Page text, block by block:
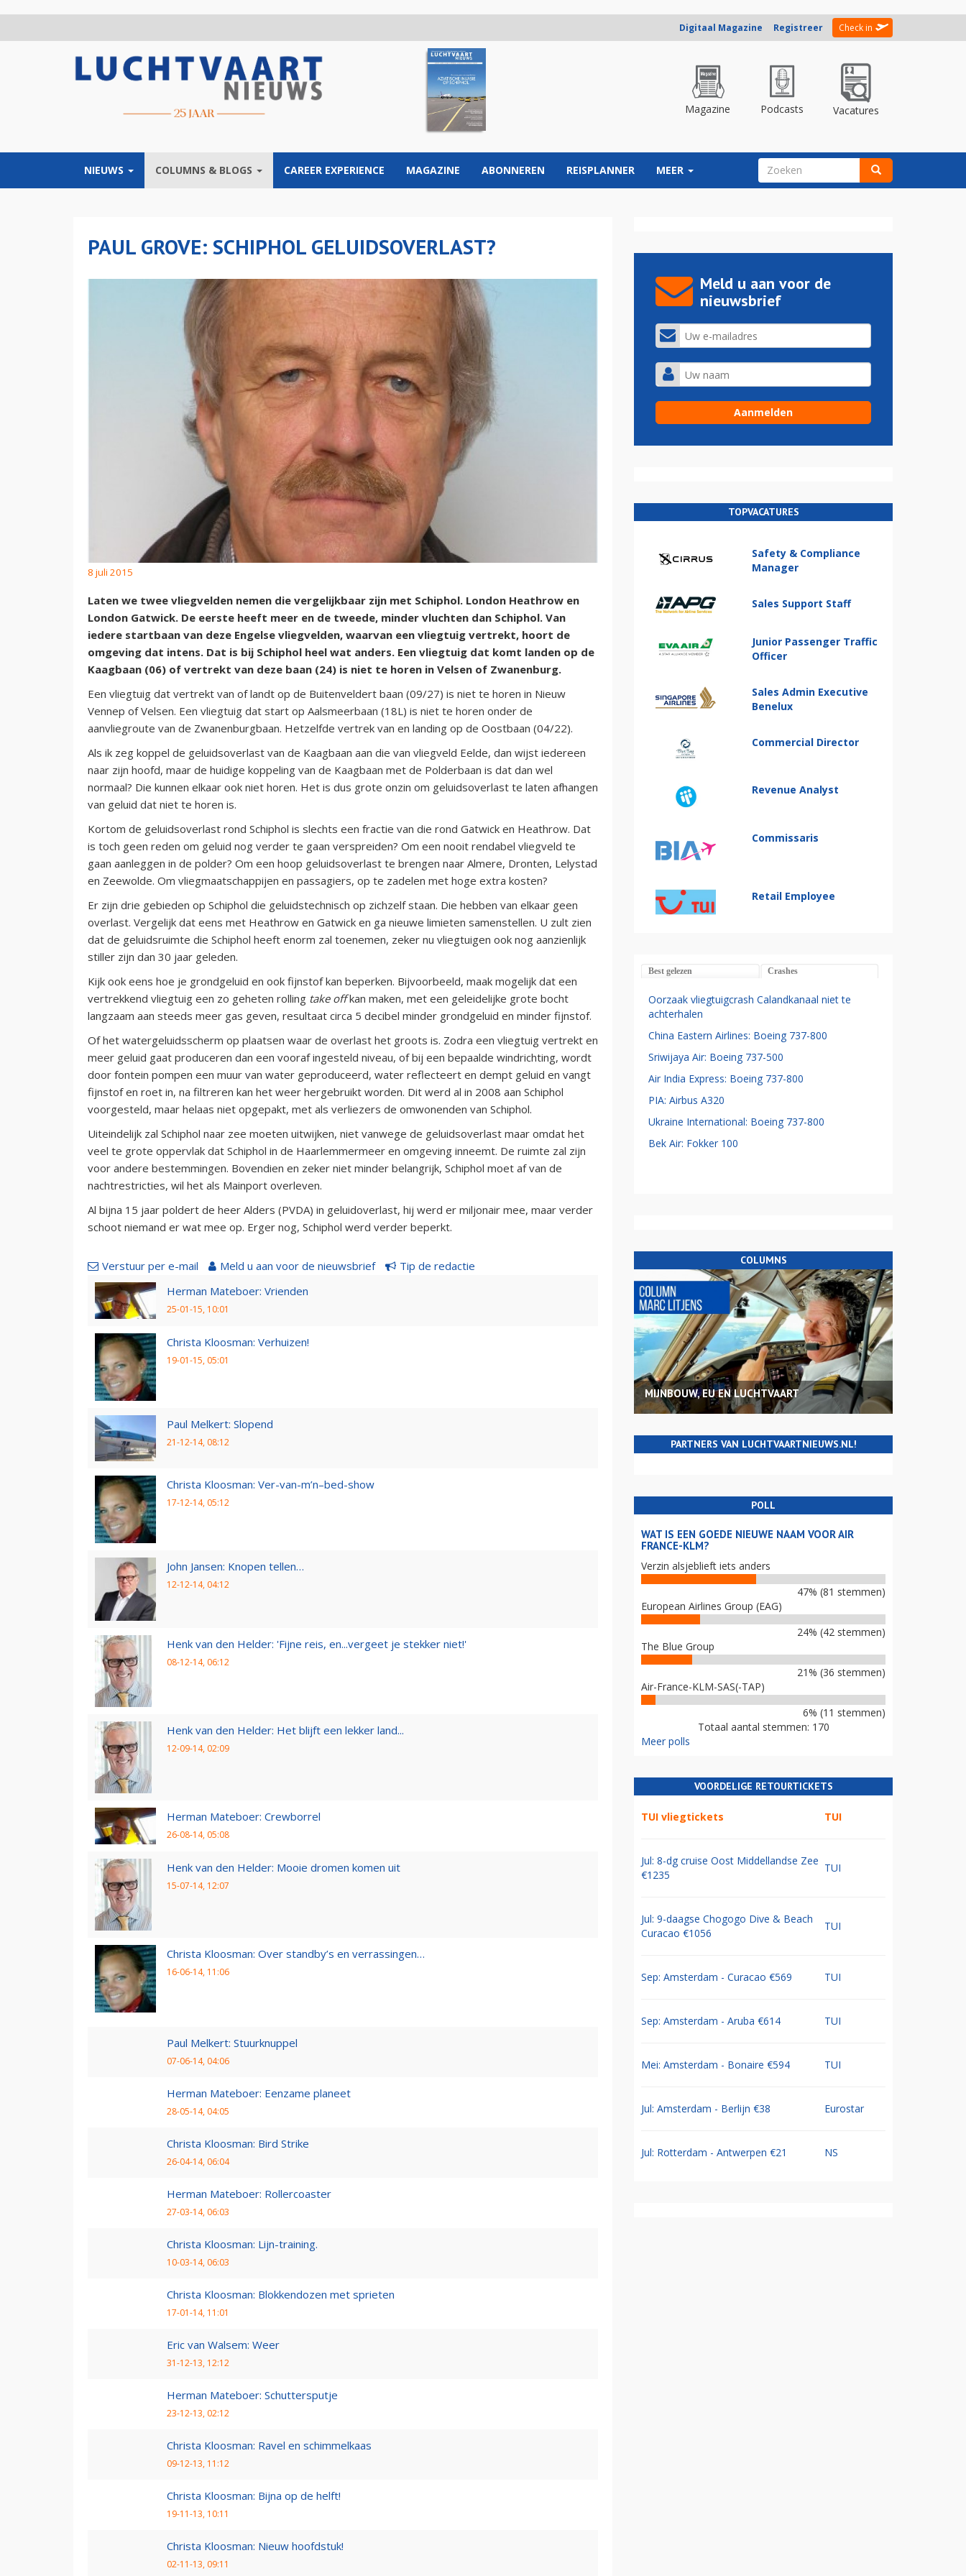
Digitaal Magazine Registreer Check in
Magazine Podcasts Vacatures
NIEUWS COLUMNS & BLOGS CAREER EXPERIENCE MAGAZINE ABONNEREN REISPLANNER MEER ZOEKVELD
PAUL GROVE: SCHIPHOL GELUIDSOVERLAST?
8 juli 2015
Laten we twee vliegvelden nemen die vergelijkbaar zijn met Schiphol. London Heathrow en
London Gatwick. De eerste heeft meer en de tweede, minder vluchten dan Schiphol. Van
iedere startbaan van deze Engelse vliegvelden, waarvan een vliegtuig vertrekt, hoort de
omgeving dat intens. Dat is bij Schiphol heel wat anders. Een vliegtuig dat komt landen op de
Kaagbaan (06) of vertrekt van deze baan (24) is niet te horen in Velsen of Zwanenburg.
Een vliegtuig dat vertrekt van of landt op de Buitenveldert baan (09/27) is niet te horen in Nieuw
Vennep of Velsen. Een vliegtuig dat start op Aalsmeerbaan (18L) is niet te horen onder de
aanvliegroute van de Zwanenburgbaan. Hetzelfde vertrek van en landing op de Oostbaan (04/22).
Als ik zeg koppel de geluidsoverlast van de Kaagbaan aan die van vliegveld Eelde, dan wijst iedereen
naar zijn hoofd, maar de huidige koppeling van de Kaagbaan met de Polderbaan is dat dan wel
normaal? Die kunnen elkaar ook niet horen. Het is dus grote onzin om geluidsoverlast te laten afhangen
van geluid dat niet te horen is.
Kortom de geluidsoverlast rond Schiphol is slechts een fractie van die rond Gatwick en Heathrow. Dat
is toch geen reden om geluid nog verder te gaan verspreiden? Om een nooit rendabel vliegveld te
gaan aanleggen in de polder? Om een hoop geluidsoverlast te brengen naar Almere, Dronten, Lelystad
en Zeewolde. Om vliegmaatschappijen en passagiers, op te zadelen met hoge extra kosten?
Er zijn drie gebieden op Schiphol die geluidstechnisch op zichzelf staan. Die hebben van elkaar geen
overlast. Vergelijk dat eens met Heathrow en Gatwick en ga nieuwe limieten samenstellen. U zult zien
dat de geluidsruimte die Schiphol heeft enorm zal toenemen, zeker nu vliegtuigen ook nog aanzienlijk
stiller zijn dan 30 jaar geleden.
Kijk ook eens hoe je grondgeluid en ook fijnstof kan beperken. Bijvoorbeeld, maak mogelijk dat een
vertrekkend vliegtuig een zo geheten rolling take offkan maken, met een geleidelijke grote bocht
langzaam aan steeds meer gas geven, resultaat circa 5 decibel minder grondgeluid en minder fijnstof.
Of het watergeluidsscherm op plaatsen waar de overlast het groots is. Zodra een vliegtuig vertrekt en
meer geluid gaat produceren dan een vooraf ingesteld niveau, of bij een bepaalde windrichting, wordt
door fontein pompen een muur van water geproduceerd, water reflecteert en dempt geluid en vangt
fijnstof en roet in, na filtreren kan het weer hergebruikt worden. Dit werd al in 2008 aan Schiphol
voorgesteld, maar helaas niet opgepakt, met als verliezers de omwonenden van Schiphol.
Uiteindelijk zal Schiphol naar zee moeten uitwijken, niet vanwege de geluidsoverlast maar omdat het
veel te grote oppervlak dat Schiphol in de Haarlemmermeer en omgeving inneemt. De ruimte zal zijn
voor andere bestemmingen. Bovendien en zeker niet minder belangrijk, Schiphol moet af van de
nachtrestricties, wil het als Mainport overleven.
Al bijna 15 jaar poldert de heer Alders (PVDA) in geluidoverlast, hij werd er miljonair mee, maar verder
schoot niemand er wat mee op. Erger nog, Schiphol werd verder beperkt.
Verstuur per e-mail Meld u aan voor de nieuwsbrief
Tip de redactie
Herman Mateboer: Vrienden
25-01-15, 10:01
Christa Kloosman: Verhuizen!
19-01-15, 05:01
Paul Melkert: Slopend
21-12-14, 08:12
Christa Kloosman: Ver-van-m’n–bed-show
17-12-14, 05:12
John Jansen: Knopen tellen…
12-12-14, 04:12
Henk van den Helder: 'Fijne reis, en...vergeet je stekker niet!'
08-12-14, 06:12
Henk van den Helder: Het blijft een lekker land...
12-09-14, 02:09
Herman Mateboer: Crewborrel
26-08-14, 05:08
Henk van den Helder: Mooie dromen komen uit
15-07-14, 12:07
Christa Kloosman: Over standby’s en verrassingen…
16-06-14, 11:06
Paul Melkert: Stuurknuppel
07-06-14, 04:06
Herman Mateboer: Eenzame planeet
28-05-14, 04:05
Christa Kloosman: Bird Strike
26-04-14, 06:04
Herman Mateboer: Rollercoaster
27-03-14, 06:03
Christa Kloosman: Lijn-training.
10-03-14, 06:03
Christa Kloosman: Blokkendozen met sprieten
17-01-14, 11:01
Eric van Walsem: Weer
31-12-13, 12:12
Herman Mateboer: Schuttersputje
23-12-13, 02:12
Christa Kloosman: Ravel en schimmelkaas
09-12-13, 11:12
Christa Kloosman: Bijna op de helft!
19-11-13, 10:11
Christa Kloosman: Nieuw hoofdstuk!
02-11-13, 09:11
Meld u aan voor de
nieuwsbrief
TOPVACATURES
Safety & Compliance
Manager
Sales Support Staff
Junior Passenger Traffic
Officer
Sales Admin Executive
Benelux
Commercial Director
Revenue Analyst
Commissaris
Retail Employee
Best gelezen Crashes
Oorzaak vliegtuigcrash Calandkanaal niet te
achterhalen
China Eastern Airlines: Boeing 737-800
Sriwijaya Air: Boeing 737-500
Air India Express: Boeing 737-800
PIA: Airbus A320
Ukraine International: Boeing 737-800
Bek Air: Fokker 100
COLUMNS
MIJNBOUW, EU EN LUCHTVAART
PARTNERS VAN LUCHTVAARTNIEUWS.NL!
POLL
WAT IS EEN GOEDE NIEUWE NAAM VOOR AIR
FRANCE-KLM?
Verzin alsjeblieft iets anders
47% (81 stemmen)
European Airlines Group (EAG)
24% (42 stemmen)
The Blue Group
21% (36 stemmen)
Air-France-KLM-SAS(-TAP)
6% (11 stemmen)
Totaal aantal stemmen: 170
Meer polls
VOORDELIGE RETOURTICKETS
TUI vliegtickets TUI
Jul: 8-dg cruise Oost Middellandse Zee
€1235
TUI
Jul: 9-daagse Chogogo Dive & Beach
Curacao €1056
TUI
Sep: Amsterdam - Curacao €569 TUI
Sep: Amsterdam - Aruba €614 TUI
Mei: Amsterdam - Bonaire €594 TUI
Jul: Amsterdam - Berlijn €38 Eurostar
Jul: Rotterdam - Antwerpen €21 NS